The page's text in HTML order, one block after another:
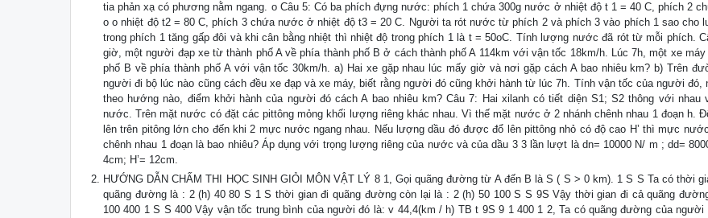
tia phản xạ có phương nằm ngang. o Câu 5: Có ba phích đựng nước: phích 1 chứa 300g nước ở nhiệt độ t 1 = 40 C, phích 2
o o nhiệt độ t2 = 80 C, phích 3 chứa nước ở nhiệt độ t3 = 20 C. Người ta rót nước từ phích 2 và phích 3 vào phích 1 sao cho
trong phích 1 tăng gấp đôi và khi cân bằng nhiệt thì nhiệt độ trong phích 1 là t = 50oC. Tính lượng nước đã rót từ mỗi phích.
giờ, một người đạp xe từ thành phố A về phía thành phố B ở cách thành phố A 114km với vận tốc 18km/h. Lúc 7h, một xe
phố B về phía thành phố A với vận tốc 30km/h. a) Hai xe gặp nhau lúc mấy giờ và nơi gặp cách A bao nhiêu km? b) Trên
người đi bộ lúc nào cũng cách đều xe đạp và xe máy, biết rằng người đó cũng khởi hành từ lúc 7h. Tính vận tốc của người đó,
theo hướng nào, điểm khởi hành của người đó cách A bao nhiêu km? Câu 7: Hai xilanh có tiết diện S1; S2 thông với nhau
nước. Trên mặt nước có đặt các pittông mỏng khối lượng riêng khác nhau. Vì thế mặt nước ở 2 nhánh chênh nhau 1 đoạn h.
lên trên pitông lớn cho đến khi 2 mực nước ngang nhau. Nếu lượng dầu đó được đổ lên pittông nhỏ có độ cao H’ thì mực
chênh nhau 1 đoạn là bao nhiêu? Áp dụng với trọng lượng riêng của nước và của dầu 3 3 lần lượt là dn= 10000 N/ m ; dd=
4cm; H’= 12cm.
HƯỚNG DẪN CHẤM THI HỌC SINH GIỎI MÔN VẬT LÝ 8 1, Gọi quãng đường từ A đến B là S ( S > 0 km). 1 S S Ta có thời
quãng đường là : 2 (h) 40 80 S 1 S thời gian đi quãng đường còn lại là : 2 (h) 50 100 S S 9S Vậy thời gian đi cả quãng
100 400 1 S S 400 Vậy vận tốc trung bình của người đó là: v 44,4(km / h) TB t 9S 9 1 400 1 2, Ta có quãng đường của